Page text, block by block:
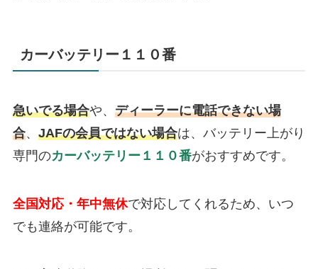
カーバッテリー１１０番
急いでる場合や、 ディーラーに電話できない場
合、 JAFの会員ではない場合は、バッテリー上がり
専門のカーバッテリー１１０番がおすすめです。
全国対応・年中無休で対応してくれるため、いつ
でも連絡が可能です。